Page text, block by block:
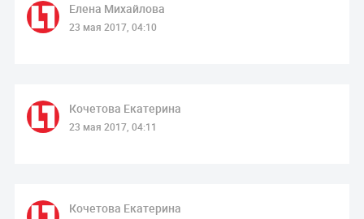
Елена Михайлова
23 мая 2017, 04:10
Кочетова Екатерина
23 мая 2017, 04:11
Кочетова Екатерина